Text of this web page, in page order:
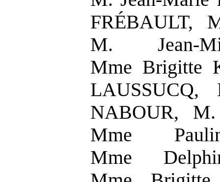
FRÉBAULT,
M. Jean-
Mme Brigitte
NABOUR,
Mme
Mme